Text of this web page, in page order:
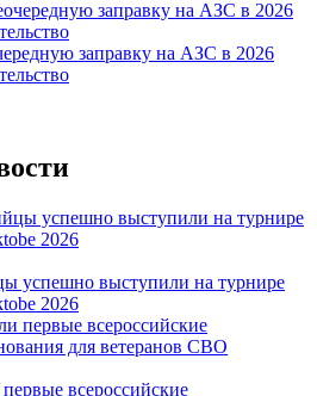
заправку на АЗС в 2026
успешно выступили на турнире
2026
всероссийские